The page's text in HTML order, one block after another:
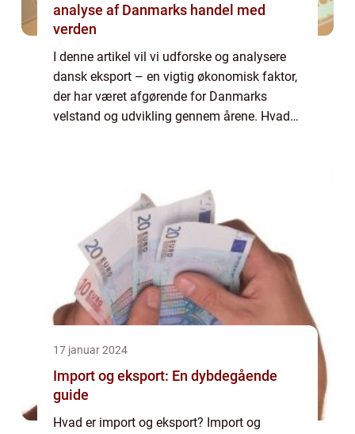
analyse af Danmarks handel med
verden
I denne artikel vil vi udforske og analysere
dansk eksport – en vigtig økonomisk faktor,
der har været afgørende for Danmarks
velstand og udvikling gennem årene. Hvad
17 januar 2024
Import og eksport: En dybdegående
guide
Hvad er import og eksport? Import og